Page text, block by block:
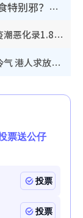
鬼门开2026｜农历七月撞正日全食特别邪？专家警告切忌做一事！揭4大禁忌+2招保平安
夺命寄生虫｜食生菜狂泻首现死者！疫潮恶化录1.8万宗病例 揭洗菜3大谬误
内地客夸港人不识老！揭港铁保鲜级冷气 港人求放过：别投诉